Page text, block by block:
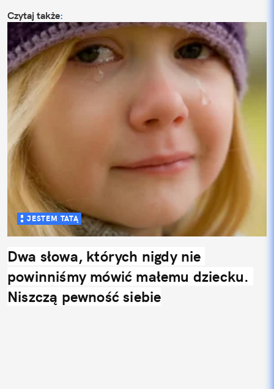
Czytaj także:
JESTEM TATĄ
Dwa słowa, których nigdy nie
powinniśmy mówić małemu dziecku.
Niszczą pewność siebie